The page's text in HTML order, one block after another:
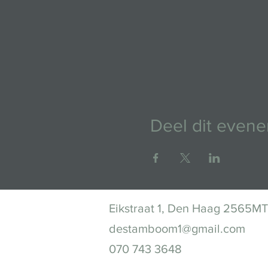
Deel dit
Eikstraat 1, Den Haag 2565MT
destamboom1@gmail.com
070 743 3648